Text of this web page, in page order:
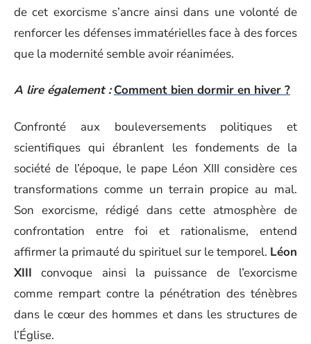
de cet exorcisme s’ancre ainsi dans une volonté de
renforcer les défenses immatérielles face à des forces
que la modernité semble avoir réanimées.
A lire également : Comment bien dormir en hiver ?
Confronté aux bouleversements politiques et
scientifiques qui ébranlent les fondements de la
société de l’époque, le pape Léon XIII considère ces
transformations comme un terrain propice au mal.
Son exorcisme, rédigé dans cette atmosphère de
confrontation entre foi et rationalisme, entend
affirmer la primauté du spirituel sur le temporel. Léon
XIII convoque ainsi la puissance de l’exorcisme
comme rempart contre la pénétration des ténèbres
dans le cœur des hommes et dans les structures de
l’Église.